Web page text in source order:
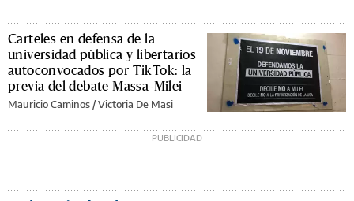
Carteles en defensa de la
universidad pública y libertarios
autoconvocados por TikTok: la
previa del debate Massa-Milei
Mauricio Caminos/Victoria De Masi